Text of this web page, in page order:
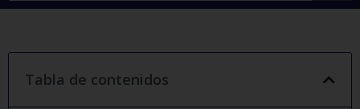
Tabla de contenidos